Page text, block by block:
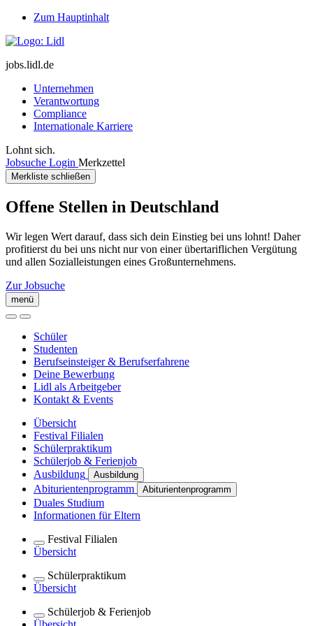
Zum Hauptinhalt
jobs.lidl.de
Unternehmen
Verantwortung
Compliance
Internationale Karriere
Lohnt sich.
Jobsuche Login Merkzettel
Merkliste schließen
Offene Stellen in Deutschland
Wir legen Wert darauf, dass sich dein Einstieg bei uns lohnt! Daher
profitierst du bei uns nicht nur von einer übertariflichen Vergütung
und allen Sozialleistungen eines Großunternehmens.
Zur Jobsuche
menü
Schüler
Studenten
Berufseinsteiger & Berufserfahrene
Deine Bewerbung
Lidl als Arbeitgeber
Kontakt & Events
Übersicht
Festival Filialen
Schülerpraktikum
Schülerjob & Ferienjob
Ausbildung
Ausbildung
Abiturientenprogramm Abiturientenprogramm
Duales Studium
Informationen für Eltern
Festival Filialen
Übersicht
Schülerpraktikum
Übersicht
Schülerjob & Ferienjob